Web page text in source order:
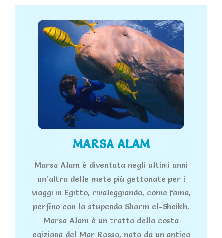
MARSA ALAM
Marsa Alam è diventata negli ultimi anni
un’altra delle mete più gettonate per i
viaggi in Egitto, rivaleggiando, come fama,
perfino con la stupenda Sharm el-Sheikh.
Marsa Alam è un tratto della costa
egiziana del Mar Rosso, nato da un antico